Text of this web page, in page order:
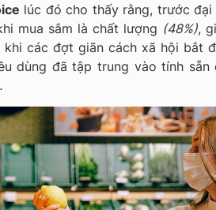
lúc đó cho thấy rằng, trước
mua sắm là chất lượng (48%),
khi các đợt giãn cách xã hội bắt
dùng đã tập trung vào tính sẵn